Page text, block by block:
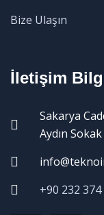
Bize Ulaşın
İletişim
Sakarya
Aydın
+90 232